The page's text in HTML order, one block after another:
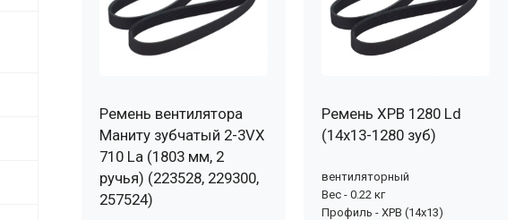
Ремень вентилятора
Маниту зубчатый 2-3VX
710 La (1803 мм, 2
ручья) (223528, 229300,
257524)
Ремень XPB 1280 Ld
(14х13-1280 зуб)
вентиляторный
Вес - 0.22 кг
Профиль - XPB (14x13)